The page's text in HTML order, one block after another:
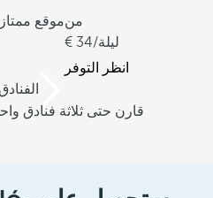
موقع ممتازمن
34 /ليلة
انظر التوفر
/3
قارن حتى ثلاثة فنادق